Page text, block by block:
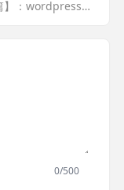
【下一篇】：wordpress模板开发 |主题创建(3)
0/500